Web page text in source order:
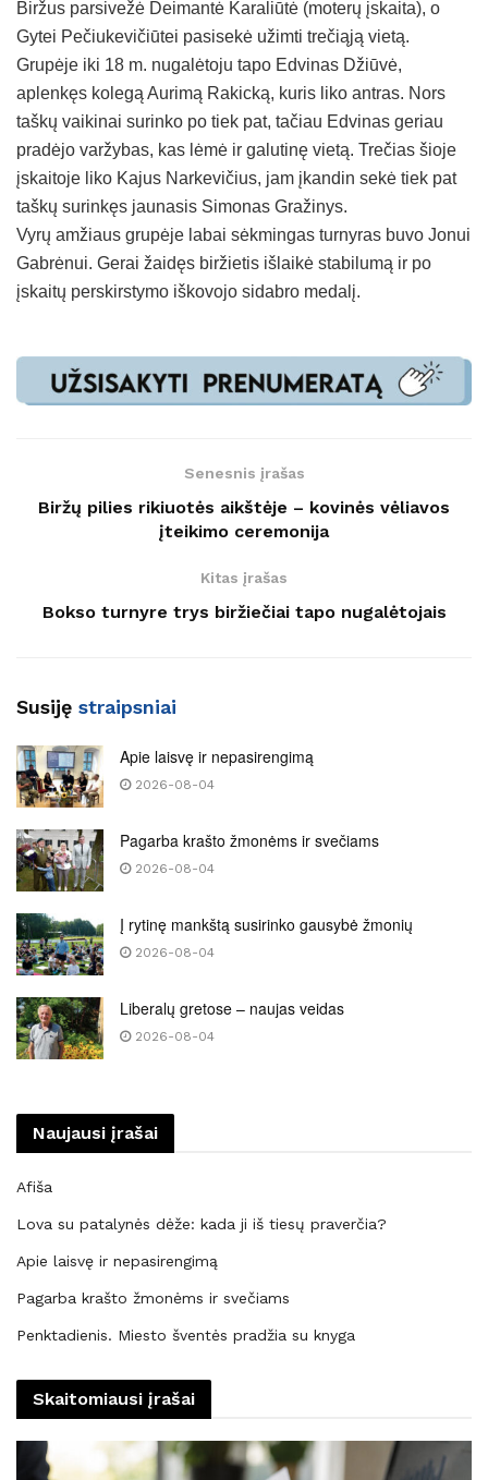
Biržus parsivežė Deimantė Karaliūtė (moterų įskaita), o
Gytei Pečiukevičiūtei pasisekė užimti trečiąją vietą.
Grupėje iki 18 m. nugalėtoju tapo Edvinas Džiūvė,
aplenkęs kolegą Aurimą Rakicką, kuris liko antras. Nors
taškų vaikinai surinko po tiek pat, tačiau Edvinas geriau
pradėjo varžybas, kas lėmė ir galutinę vietą. Trečias šioje
įskaitoje liko Kajus Narkevičius, jam įkandin sekė tiek pat
taškų surinkęs jaunasis Simonas Gražinys.
Vyrų amžiaus grupėje labai sėkmingas turnyras buvo Jonui
Gabrėnui. Gerai žaidęs biržietis išlaikė stabilumą ir po
įskaitų perskirstymo iškovojo sidabro medalį.
Senesnis įrašas
Biržų pilies rikiuotės aikštėje – kovinės vėliavos
įteikimo ceremonija
Kitas įrašas
Bokso turnyre trys biržiečiai tapo nugalėtojais
Susiję straipsniai
Apie laisvę ir nepasirengimą
2026-08-04
Pagarba krašto žmonėms ir svečiams
2026-08-04
Į rytinę mankštą susirinko gausybė žmonių
2026-08-04
Liberalų gretose – naujas veidas
2026-08-04
Naujausi įrašai
Afiša
Lova su patalynės dėže: kada ji iš tiesų praverčia?
Apie laisvę ir nepasirengimą
Pagarba krašto žmonėms ir svečiams
Penktadienis. Miesto šventės pradžia su knyga
Skaitomiausi įrašai